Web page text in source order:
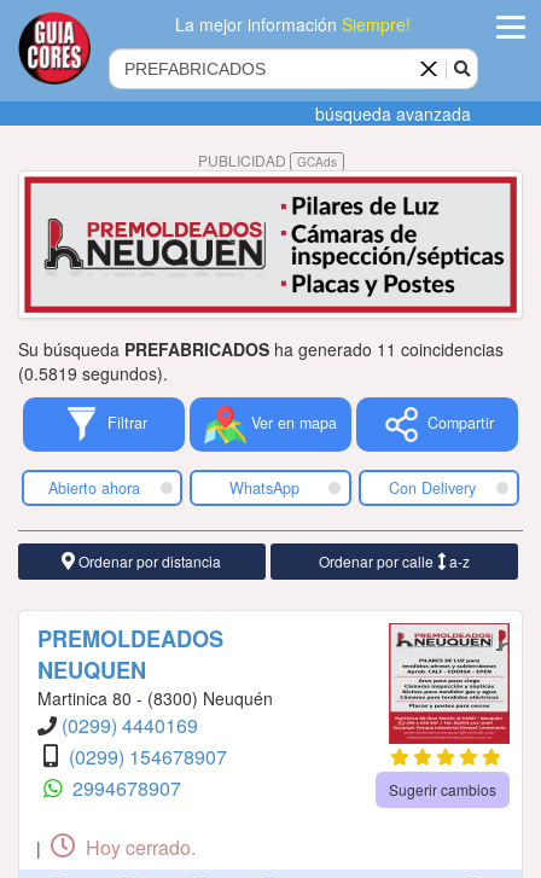
La mejor informaciónSiempre!
Agregar
empresa
datos
Publicidad
Tiendacores
Contactenos
búsqueda avanzada
PUBLICIDAD GCAds
Su búsqueda PREFABRICADOS ha generado 11 coincidencias
(0.5819 segundos).
Filtrar Ver en mapa Compartir
Abierto ahora WhatsApp Con Delivery
Ordenar por distancia Ordenar por calle a-z
PREMOLDEADOS
NEUQUEN
Martinica 80 - (8300) Neuquén
(0299) 4440169
(0299) 154678907
2994678907
Sugerir cambios
| Hoy cerrado.